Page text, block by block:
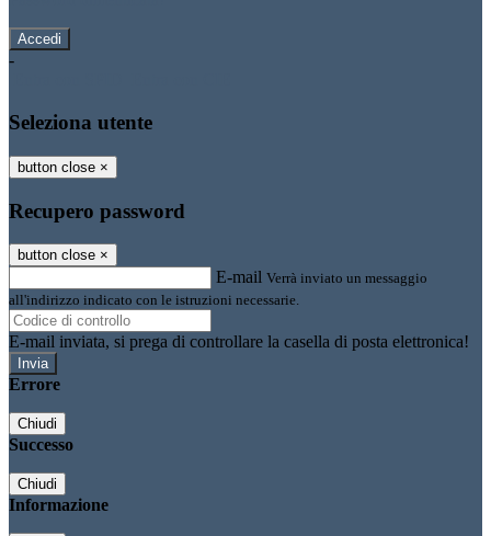
-
Seleziona utente
button close ×
Recupero password
button close ×
E-mail Verrà inviato un messaggio
all'indirizzo indicato con le istruzioni necessarie.
E-mail inviata, si prega di controllare la casella di posta elettronica!
Errore
Chiudi
Successo
Chiudi
Informazione